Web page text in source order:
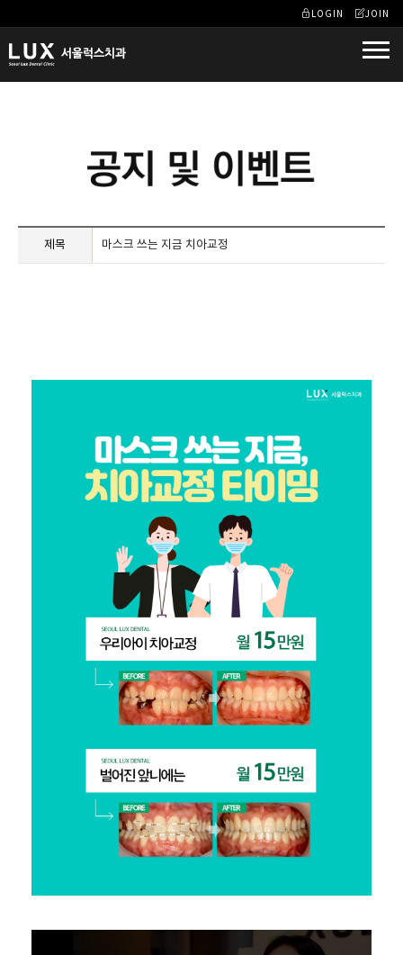
LOGIN JOIN
제목 마스크 쓰는 지금 치아교정